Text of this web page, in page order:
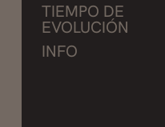
TIEMPO DE
EVOLUCIÓN
INFO